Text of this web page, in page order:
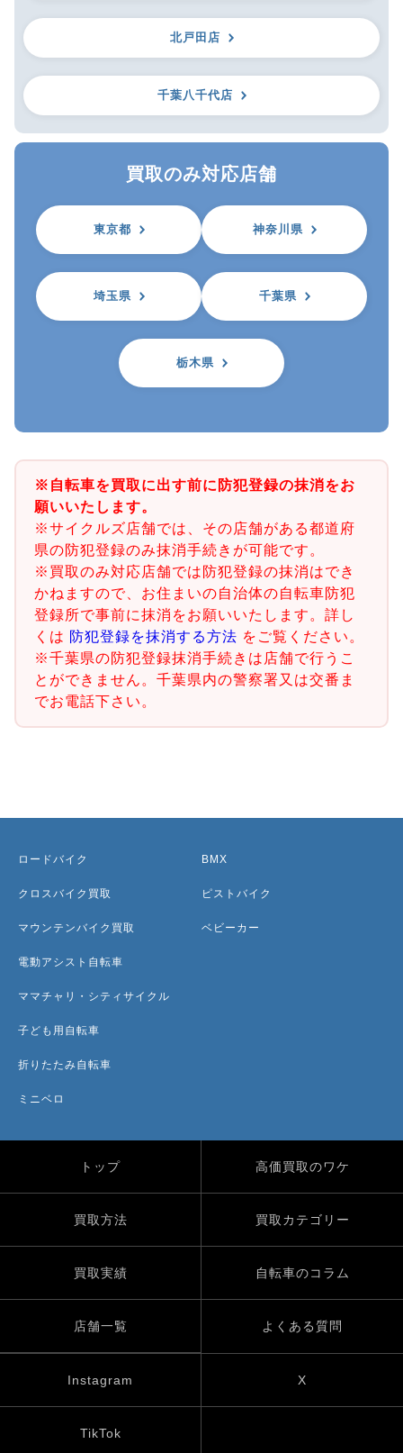
北戸田店
千葉八千代店
買取のみ対応店舗
東京都 神奈川県
埼玉県 千葉県
栃木県
※自転車を買取に出す前に防犯登録の抹消をお
願いいたします。
※サイクルズ店舗では、その店舗がある都道府
県の防犯登録のみ抹消手続きが可能です。
※買取のみ対応店舗では防犯登録の抹消はでき
かねますので、お住まいの自治体の自転車防犯
登録所で事前に抹消をお願いいたします。詳し
くは 防犯登録を抹消する方法 をご覧ください。
※千葉県の防犯登録抹消手続きは店舗で行うこ
とができません。千葉県内の警察署又は交番ま
でお電話下さい。
ロードバイク
クロスバイク買取
マウンテンバイク買取
電動アシスト自転車
ママチャリ・シティサイクル
子ども用自転車
折りたたみ自転車
ミニベロ
BMX
ピストバイク
ベビーカー
トップ 高価買取のワケ
買取方法 買取カテゴリー
買取実績 自転車のコラム
店舗一覧 よくある質問
Instagram X
TikTok